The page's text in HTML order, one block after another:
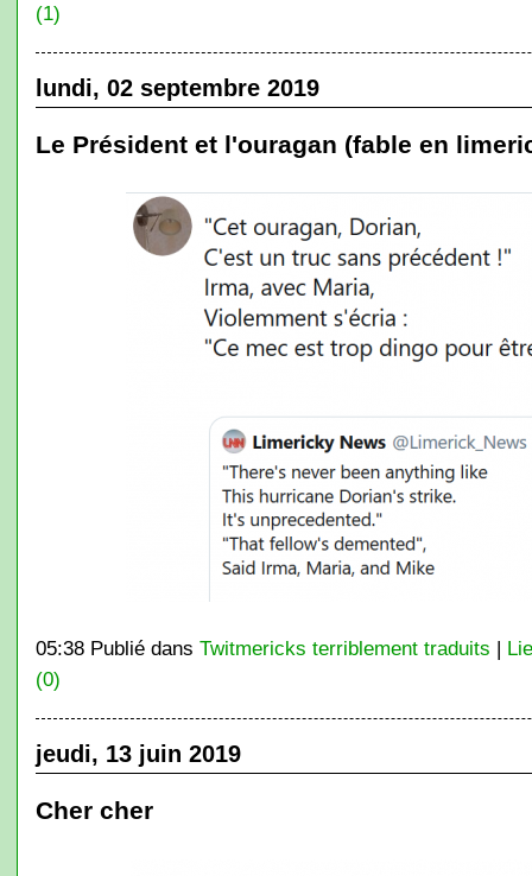
(1)
lundi, 02 septembre 2019
Le Président et l'ouragan (fable en
05:38 Publié dans Twitmericks terriblement traduits |
(0)
jeudi, 13 juin 2019
Cher cher